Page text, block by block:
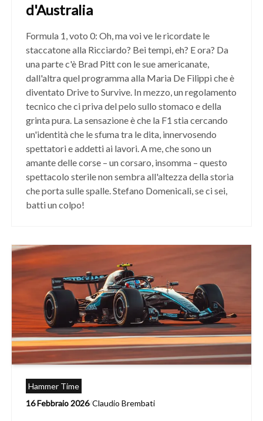
d'Australia
Formula 1, voto 0: Oh, ma voi ve le ricordate le
staccatone alla Ricciardo? Bei tempi, eh? E ora? Da
una parte c'è Brad Pitt con le sue americanate,
dall'altra quel programma alla Maria De Filippi che è
diventato Drive to Survive. In mezzo, un regolamento
tecnico che ci priva del pelo sullo stomaco e della
grinta pura. La sensazione è che la F1 stia cercando
un'identità che le sfuma tra le dita, innervosendo
spettatori e addetti ai lavori. A me, che sono un
amante delle corse – un corsaro, insomma – questo
spettacolo sterile non sembra all'altezza della storia
che porta sulle spalle. Stefano Domenicali, se ci sei,
batti un colpo!
Hammer Time
16 Febbraio 2026/Claudio Brembati